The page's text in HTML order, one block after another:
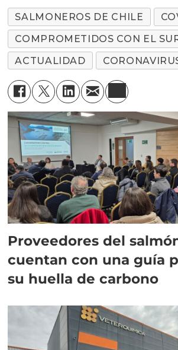
SALMONEROS DE CHILE
COMPROMETIDOS CON EL
ACTUALIDAD
Proveedores del
cuentan con una guía
su huella de carbono